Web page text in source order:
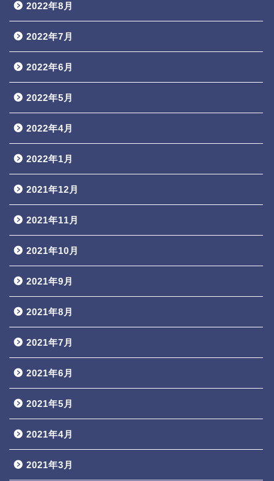
2022年8月
2022年7月
2022年6月
2022年5月
2022年4月
2022年1月
2021年12月
2021年11月
2021年10月
2021年9月
2021年8月
2021年7月
2021年6月
2021年5月
2021年4月
2021年3月